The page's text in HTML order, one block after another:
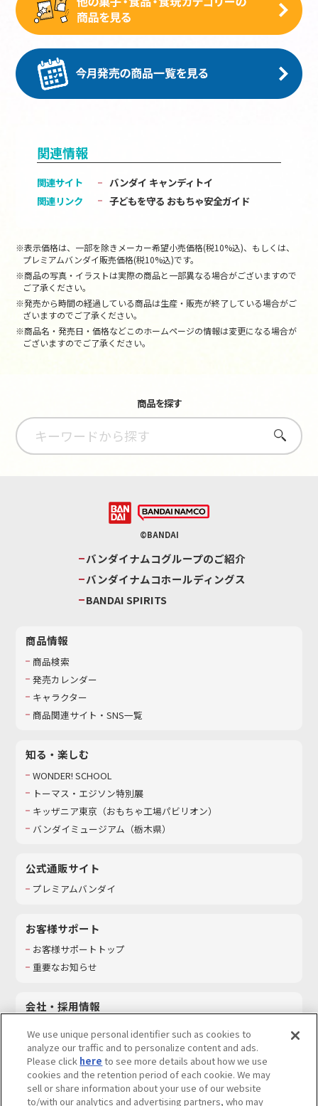
関連情報
関連サイト
バンダイ キャンディトイ
関連リンク
子どもを守る おもちゃ安全ガイド
※表示価格は、一部を除きメーカー希望小売価格(税10%込)、もしくは、
プレミアムバンダイ販売価格(税10%込)です。
※商品の写真・イラストは実際の商品と一部異なる場合がございますので
ご了承ください。
※発売から時間の経過している商品は生産・販売が終了している場合がご
ざいますのでご了承ください。
※商品名・発売日・価格などこのホームページの情報は変更になる場合が
ございますのでご了承ください。
商品を探す
さがす
©BANDAI
バンダイナムコグループのご紹介
バンダイナムコホールディングス
BANDAI SPIRITS
商品情報
商品検索
発売カレンダー
キャラクター
商品関連サイト・SNS一覧
知る・楽しむ
WONDER! SCHOOL
トーマス・エジソン特別展
キッザニア東京（おもちゃ工場パビリオン）​
バンダイミュージアム（栃木県）
公式通販サイト
プレミアムバンダイ
お客様サポート
お客様サポートトップ
重要なお知らせ
会社・採用情報
採用情報
サステナビリティ
お問い合わせ
We use unique personal identifier such as cookies to
analyze our traffic and to personalize content and ads.
Please click here to see more details about how we use
cookies and the retention period of each cookie. We may
sell or share information about your use of our website
to/with our analytics and advertising partners, who may